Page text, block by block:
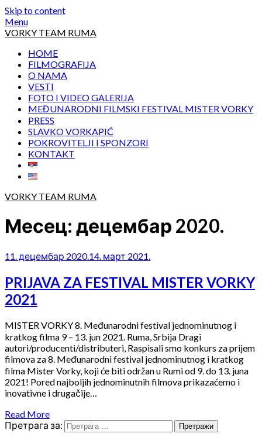
Skip to content
Menu
VORKY TEAM RUMA
HOME
FILMOGRAFIJA
O NAMA
VESTI
FOTO I VIDEO GALERIJA
MEĐUNARODNI FILMSKI FESTIVAL MISTER VORKY
PRESS
SLAVKO VORKAPIĆ
POKROVITELJI I SPONZORI
KONTAKT
VORKY TEAM RUMA
Месец: децембар 2020.
11. децембар 2020.14. март 2021.
PRIJAVA ZA FESTIVAL MISTER VORKY
2021
MISTER VORKY 8. Međunarodni festival jednominutnog i
kratkog filma 9 – 13. jun 2021. Ruma, Srbija Dragi
autori/producenti/distributeri, Raspisali smo konkurs za prijem
filmova za 8. Međunarodni festival jednominutnog i kratkog
filma Mister Vorky, koji će biti održan u Rumi od 9. do 13. juna
2021! Pored najboljih jednominutnih filmova prikazaćemo i
inovativne i drugačije…
Read More
Претрага за: